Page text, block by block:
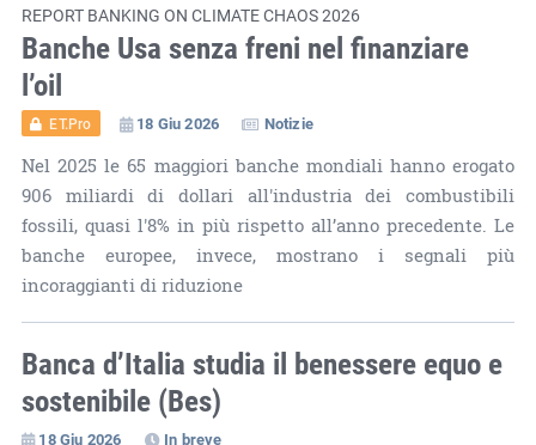
REPORT BANKING ON CLIMATE CHAOS 2026
Banche Usa senza freni nel finanziare
l’oil
ET.Pro 18 Giu 2026 Notizie
Nel 2025 le 65 maggiori banche mondiali hanno erogato
906 miliardi di dollari all'industria dei combustibili
fossili, quasi l'8% in più rispetto all’anno precedente. Le
banche europee, invece, mostrano i segnali più
incoraggianti di riduzione
Banca d’Italia studia il benessere equo e
sostenibile (Bes)
18 Giu 2026 In breve